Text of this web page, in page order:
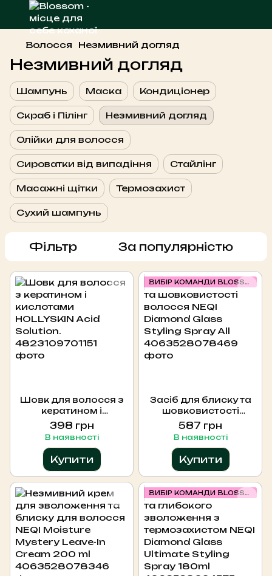
Волосся Незмивний догляд
Незмивний догляд
Шампунь Маска Кондиціонер
Скраб і Пілінг Незмивний догляд
Олійки для волосся
Сироватки від випадіння Стайлінг
Масажні щітки Термозахист
Сухий шампунь
Фільтр За популярністю
Шовк для волосся з
кератином і
кислотами
HOLLYSKIN Acid
398 грн
В наявності
Купити
ВИБІР КОМАНДИ BLOSSOM
Засіб для блиску та
шовковистості
волосся NEQI
Diamond Glass
180ml
587 грн
В наявності
Купити
ВИБІР КОМАНДИ BLOSSOM